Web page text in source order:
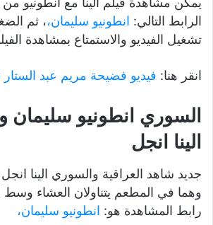
الرابط التالي: انطونيو سليمان،، ثم
تشغيل الفيديو والاستمتاع بمشاهدة
انقر هنا: فيديو فضيحة مريم عبد الستار 2025
السوري انطونيو سليمان و
الينا انجل
جديد شاهد العراقية والسوري الينا
وهما في المطعم يتناولان العشاء وسط
رابط المشاهدة هو: انطونيو سليمان،